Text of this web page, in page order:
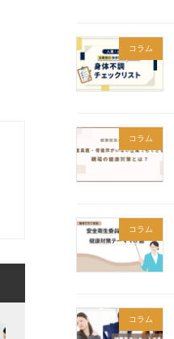
コラム
コラム
コラム
コラム